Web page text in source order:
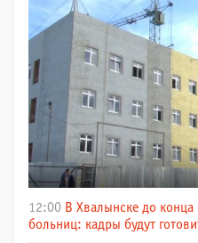
12:00 В Хвалынске до конца
больниц: кадры будут